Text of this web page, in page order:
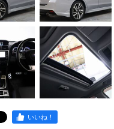
いいね！